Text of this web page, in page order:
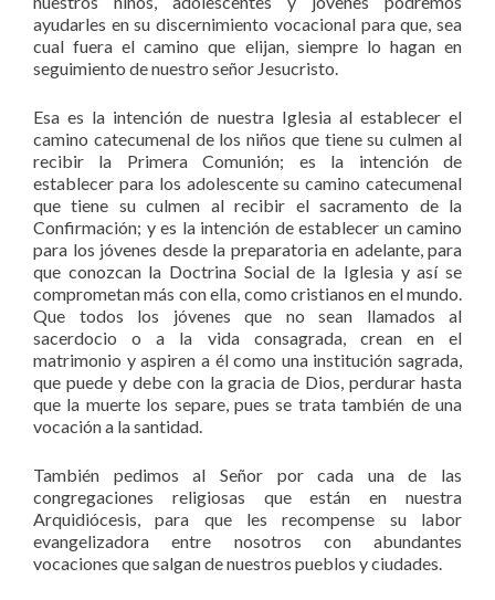
ayudarles en su discernimiento vocacional para que, sea
cual fuera el camino que elijan, siempre lo hagan en
seguimiento de nuestro señor Jesucristo.
Esa es la intención de nuestra Iglesia al establecer el
camino catecumenal de los niños que tiene su culmen al
recibir la Primera Comunión; es la intención de
establecer para los adolescente su camino catecumenal
que tiene su culmen al recibir el sacramento de la
Confirmación; y es la intención de establecer un camino
para los jóvenes desde la preparatoria en adelante, para
que conozcan la Doctrina Social de la Iglesia y así se
comprometan más con ella, como cristianos en el mundo.
Que todos los jóvenes que no sean llamados al
sacerdocio o a la vida consagrada, crean en el
matrimonio y aspiren a él como una institución sagrada,
que puede y debe con la gracia de Dios, perdurar hasta
que la muerte los separe, pues se trata también de una
vocación a la santidad.
También pedimos al Señor por cada una de las
congregaciones religiosas que están en nuestra
Arquidiócesis, para que les recompense su labor
evangelizadora entre nosotros con abundantes
vocaciones que salgan de nuestros pueblos y ciudades.